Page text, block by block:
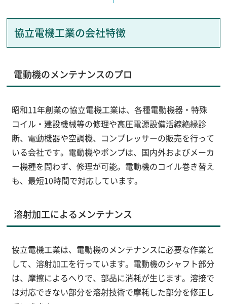
協立電機工業の会社特徴
電動機のメンテナンスのプロ
昭和11年創業の協立電機工業は、各種電動機器・特殊
コイル・建設機械等の修理や高圧電源設備活線絶縁診
断、電動機器や空調機、コンプレッサーの販売を行って
いる会社です。電動機やポンプは、国内外およびメーカ
ー機種を問わず、修理が可能。電動機のコイル巻き替え
も、最短10時間で対応しています。
溶射加工によるメンテナンス
協立電機工業は、電動機のメンテナンスに必要な作業と
して、溶射加工を行っています。電動機のシャフト部分
は、摩擦によるへりで、部品に消耗が生じます。溶接で
は対応できない部分を溶射技術で摩耗した部分を修正し